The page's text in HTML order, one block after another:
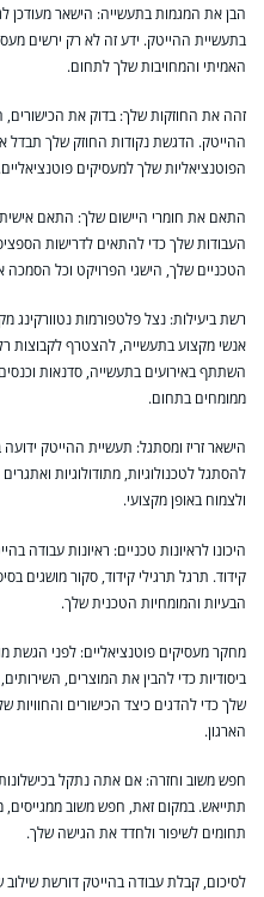
הבן את המגמות בתעשייה: הישאר מעודכן
בתעשיית ההייטק. ידע זה לא רק ירשים
האמיתי והמחויבות שלך לתחום.
זהה את החוזקות שלך: בדוק את הכישורים,
ההייטק. הדגשת נקודות החוזק שלך תבדל
הפוטנציאליות שלך למעסיקים פוטנציאליים.
התאם את חומרי היישום שלך: התאם אישית
העבודות שלך כדי להתאים לדרישות
הטכניים שלך, הישגי הפרויקט וכל הסמכה
אנשי מקצוע בתעשייה, להצטרף לקבוצות
השתתף באירועים בתעשייה, סדנאות
ממומחים בתחום.
הישאר זריז ומסתגל: תעשיית ההייטק
להסתגל לטכנולוגיות, מתודולוגיות
ולצמוח באופן מקצועי.
היכונו לראיונות טכניים: ראיונות עבודה
קידוד. תרגל תרגילי קידוד, סקור מושגים
הבעיות והמומחיות הטכנית שלך.
מחקר מעסיקים פוטנציאליים: לפני הגשת
ביסודיות כדי להבין את המוצרים,
שלך כדי להדגים כיצד הכישורים
הארגון.
חפש משוב וחזרה: אם אתה נתקל
תתייאש. במקום זאת, חפש משוב ממגייסים,
תחומים לשיפור ולחדד את הגישה שלך.
לסיכום, קבלת עבודה בהייטק דורשת שילוב